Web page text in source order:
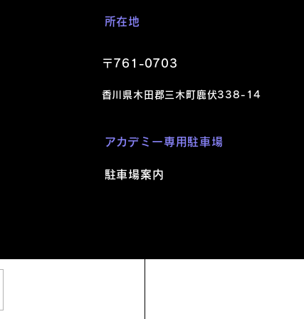
所在地
〒761-0703
香川県木田郡三木町鹿伏338-14
​アカデミー専用駐車場
駐車場案内